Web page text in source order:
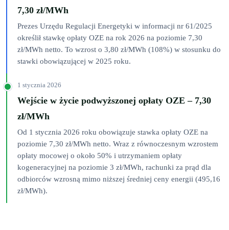
7,30 zł/MWh
Prezes Urzędu Regulacji Energetyki w informacji nr 61/2025
określił stawkę opłaty OZE na rok 2026 na poziomie 7,30
zł/MWh netto. To wzrost o 3,80 zł/MWh (108%) w stosunku do
stawki obowiązującej w 2025 roku.
1 stycznia 2026
Wejście w życie podwyższonej opłaty OZE – 7,30
zł/MWh
Od 1 stycznia 2026 roku obowiązuje stawka opłaty OZE na
poziomie 7,30 zł/MWh netto. Wraz z równoczesnym wzrostem
opłaty mocowej o około 50% i utrzymaniem opłaty
kogeneracyjnej na poziomie 3 zł/MWh, rachunki za prąd dla
odbiorców wzrosną mimo niższej średniej ceny energii (495,16
zł/MWh).